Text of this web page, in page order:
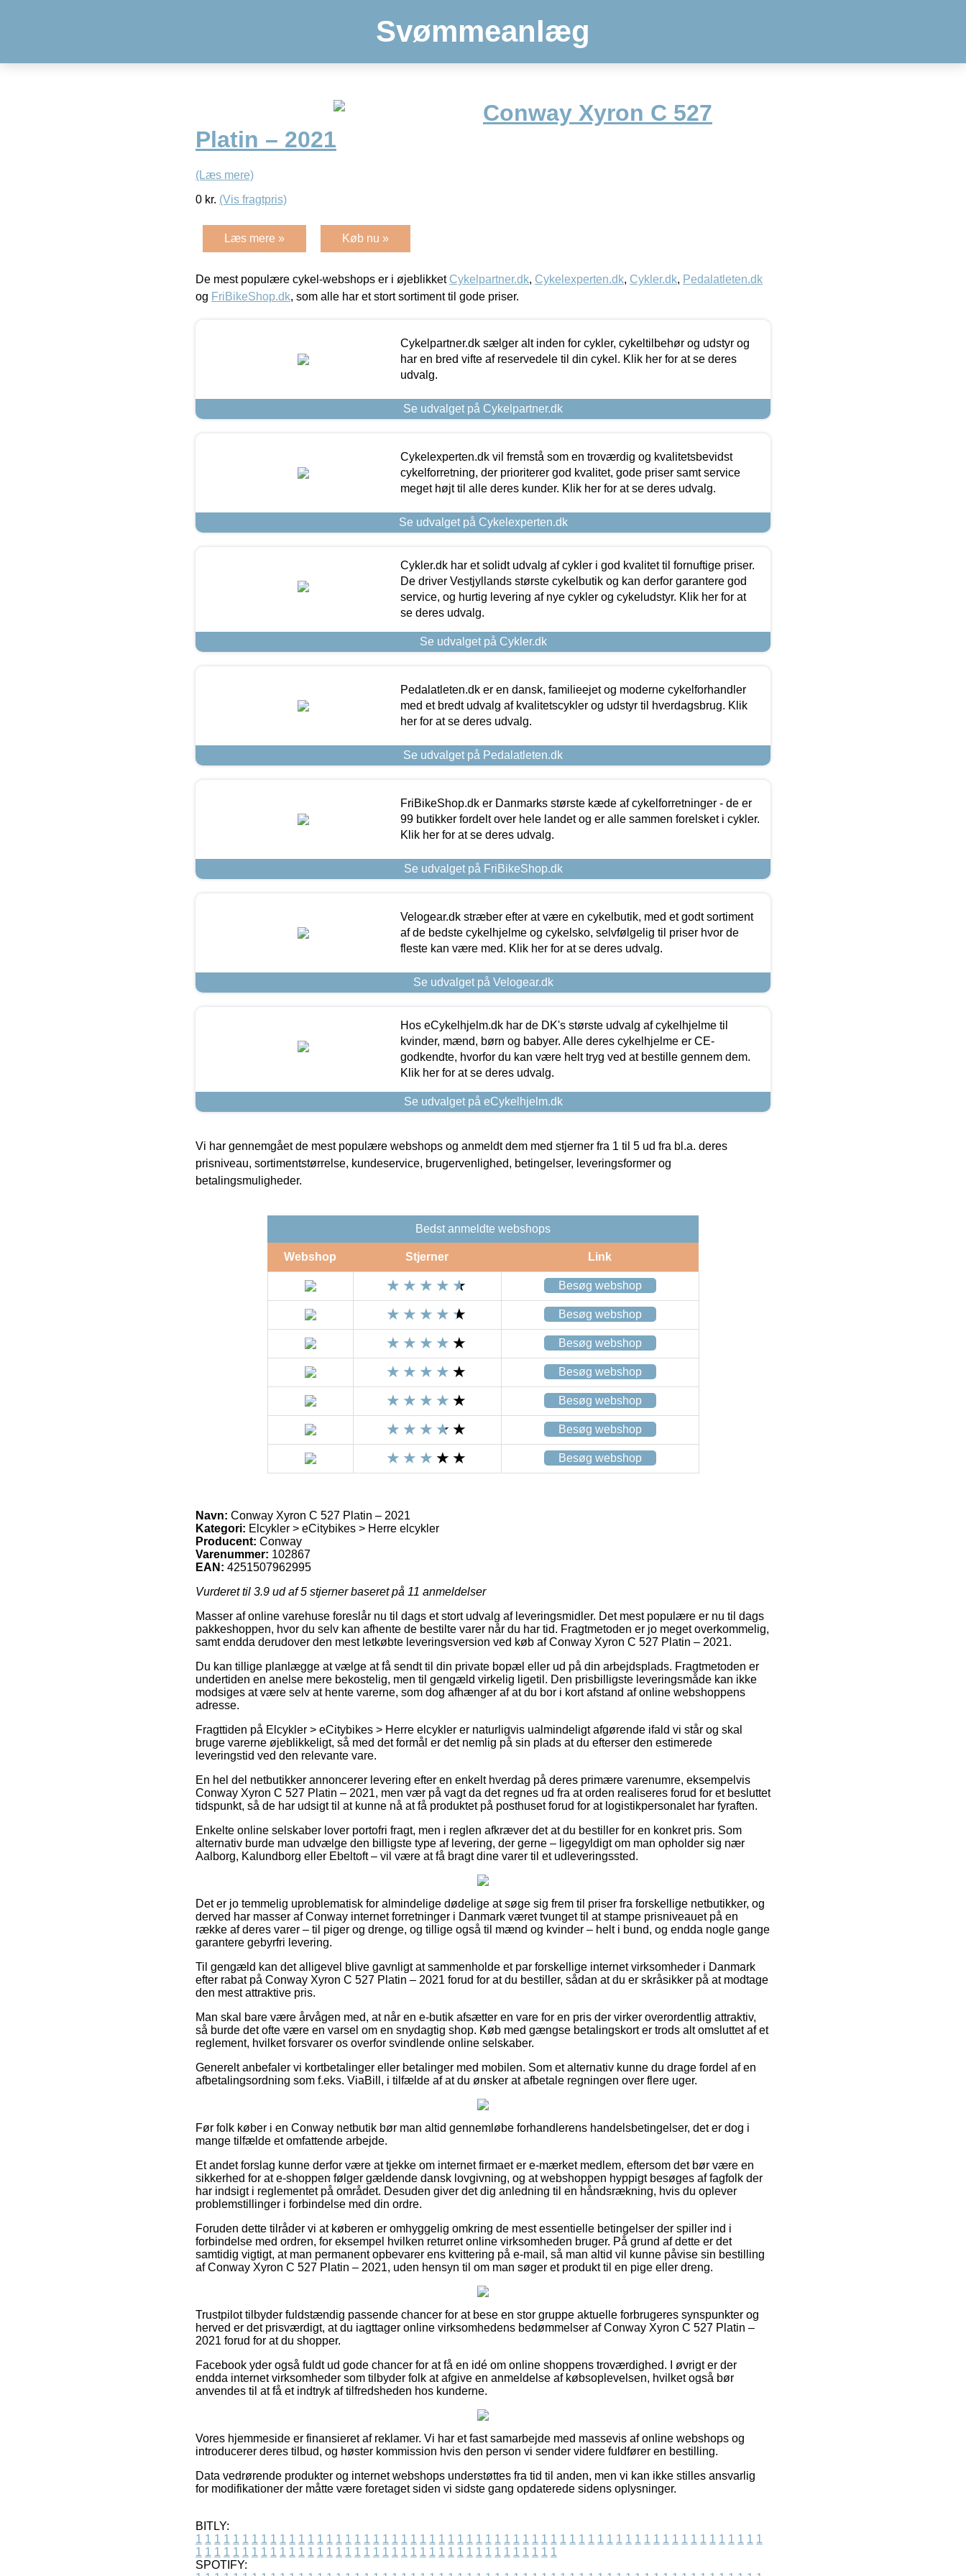
Svømmeanlæg
Conway Xyron C 527
Platin – 2021
(Læs mere)
0 kr. (Vis fragtpris)
Læs mere » Køb nu »
De mest populære cykel-webshops er i øjeblikket Cykelpartner.dk, Cykelexperten.dk, Cykler.dk, Pedalatleten.dk
og FriBikeShop.dk, som alle har et stort sortiment til gode priser.
Cykelpartner.dk sælger alt inden for cykler, cykeltilbehør og udstyr og
har en bred vifte af reservedele til din cykel. Klik her for at se deres
udvalg.
Se udvalget på Cykelpartner.dk
Cykelexperten.dk vil fremstå som en troværdig og kvalitetsbevidst
cykelforretning, der prioriterer god kvalitet, gode priser samt service
meget højt til alle deres kunder. Klik her for at se deres udvalg.
Se udvalget på Cykelexperten.dk
Cykler.dk har et solidt udvalg af cykler i god kvalitet til fornuftige priser.
De driver Vestjyllands største cykelbutik og kan derfor garantere god
service, og hurtig levering af nye cykler og cykeludstyr. Klik her for at
se deres udvalg.
Se udvalget på Cykler.dk
Pedalatleten.dk er en dansk, familieejet og moderne cykelforhandler
med et bredt udvalg af kvalitetscykler og udstyr til hverdagsbrug. Klik
her for at se deres udvalg.
Se udvalget på Pedalatleten.dk
FriBikeShop.dk er Danmarks største kæde af cykelforretninger - de er
99 butikker fordelt over hele landet og er alle sammen forelsket i cykler.
Klik her for at se deres udvalg.
Se udvalget på FriBikeShop.dk
Velogear.dk stræber efter at være en cykelbutik, med et godt sortiment
af de bedste cykelhjelme og cykelsko, selvfølgelig til priser hvor de
fleste kan være med. Klik her for at se deres udvalg.
Se udvalget på Velogear.dk
Hos eCykelhjelm.dk har de DK's største udvalg af cykelhjelme til
kvinder, mænd, børn og babyer. Alle deres cykelhjelme er CE-
godkendte, hvorfor du kan være helt tryg ved at bestille gennem dem.
Klik her for at se deres udvalg.
Se udvalget på eCykelhjelm.dk
Vi har gennemgået de mest populære webshops og anmeldt dem med stjerner fra 1 til 5 ud fra bl.a. deres
prisniveau, sortimentstørrelse, kundeservice, brugervenlighed, betingelser, leveringsformer og
betalingsmuligheder.
Bedst anmeldte webshops
Webshop Stjerner Link
Besøg webshop
Besøg webshop
Besøg webshop
Besøg webshop
Besøg webshop
Besøg webshop
Besøg webshop
Navn: Conway Xyron C 527 Platin – 2021
Kategori: Elcykler > eCitybikes > Herre elcykler
Producent: Conway
Varenummer: 102867
EAN: 4251507962995
Vurderet til 3.9 ud af 5 stjerner baseret på 11 anmeldelser
Masser af online varehuse foreslår nu til dags et stort udvalg af leveringsmidler. Det mest populære er nu til dags
pakkeshoppen, hvor du selv kan afhente de bestilte varer når du har tid. Fragtmetoden er jo meget overkommelig,
samt endda derudover den mest letkøbte leveringsversion ved køb af Conway Xyron C 527 Platin – 2021.
Du kan tillige planlægge at vælge at få sendt til din private bopæl eller ud på din arbejdsplads. Fragtmetoden er
undertiden en anelse mere bekostelig, men til gengæld virkelig ligetil. Den prisbilligste leveringsmåde kan ikke
modsiges at være selv at hente varerne, som dog afhænger af at du bor i kort afstand af online webshoppens
adresse.
Fragttiden på Elcykler > eCitybikes > Herre elcykler er naturligvis ualmindeligt afgørende ifald vi står og skal
bruge varerne øjeblikkeligt, så med det formål er det nemlig på sin plads at du efterser den estimerede
leveringstid ved den relevante vare.
En hel del netbutikker annoncerer levering efter en enkelt hverdag på deres primære varenumre, eksempelvis
Conway Xyron C 527 Platin – 2021, men vær på vagt da det regnes ud fra at orden realiseres forud for et besluttet
tidspunkt, så de har udsigt til at kunne nå at få produktet på posthuset forud for at logistikpersonalet har fyraften.
Enkelte online selskaber lover portofri fragt, men i reglen afkræver det at du bestiller for en konkret pris. Som
alternativ burde man udvælge den billigste type af levering, der gerne – ligegyldigt om man opholder sig nær
Aalborg, Kalundborg eller Ebeltoft – vil være at få bragt dine varer til et udleveringssted.
Det er jo temmelig uproblematisk for almindelige dødelige at søge sig frem til priser fra forskellige netbutikker, og
derved har masser af Conway internet forretninger i Danmark været tvunget til at stampe prisniveauet på en
række af deres varer – til piger og drenge, og tillige også til mænd og kvinder – helt i bund, og endda nogle gange
garantere gebyrfri levering.
Til gengæld kan det alligevel blive gavnligt at sammenholde et par forskellige internet virksomheder i Danmark
efter rabat på Conway Xyron C 527 Platin – 2021 forud for at du bestiller, sådan at du er skråsikker på at modtage
den mest attraktive pris.
Man skal bare være årvågen med, at når en e-butik afsætter en vare for en pris der virker overordentlig attraktiv,
så burde det ofte være en varsel om en snydagtig shop. Køb med gængse betalingskort er trods alt omsluttet af et
reglement, hvilket forsvarer os overfor svindlende online selskaber.
Generelt anbefaler vi kortbetalinger eller betalinger med mobilen. Som et alternativ kunne du drage fordel af en
afbetalingsordning som f.eks. ViaBill, i tilfælde af at du ønsker at afbetale regningen over flere uger.
Før folk køber i en Conway netbutik bør man altid gennemløbe forhandlerens handelsbetingelser, det er dog i
mange tilfælde et omfattende arbejde.
Et andet forslag kunne derfor være at tjekke om internet firmaet er e-mærket medlem, eftersom det bør være en
sikkerhed for at e-shoppen følger gældende dansk lovgivning, og at webshoppen hyppigt besøges af fagfolk der
har indsigt i reglementet på området. Desuden giver det dig anledning til en håndsrækning, hvis du oplever
problemstillinger i forbindelse med din ordre.
Foruden dette tilråder vi at køberen er omhyggelig omkring de mest essentielle betingelser der spiller ind i
forbindelse med ordren, for eksempel hvilken returret online virksomheden bruger. På grund af dette er det
samtidig vigtigt, at man permanent opbevarer ens kvittering på e-mail, så man altid vil kunne påvise sin bestilling
af Conway Xyron C 527 Platin – 2021, uden hensyn til om man søger et produkt til en pige eller dreng.
Trustpilot tilbyder fuldstændig passende chancer for at bese en stor gruppe aktuelle forbrugeres synspunkter og
herved er det prisværdigt, at du iagttager online virksomhedens bedømmelser af Conway Xyron C 527 Platin –
2021 forud for at du shopper.
Facebook yder også fuldt ud gode chancer for at få en idé om online shoppens troværdighed. I øvrigt er der
endda internet virksomheder som tilbyder folk at afgive en anmeldelse af købsoplevelsen, hvilket også bør
anvendes til at få et indtryk af tilfredsheden hos kunderne.
Vores hjemmeside er finansieret af reklamer. Vi har et fast samarbejde med massevis af online webshops og
introducerer deres tilbud, og høster kommission hvis den person vi sender videre fuldfører en bestilling.
Data vedrørende produkter og internet webshops understøttes fra tid til anden, men vi kan ikke stilles ansvarlig
for modifikationer der måtte være foretaget siden vi sidste gang opdaterede sidens oplysninger.
BITLY:
1 1 1 1 1 1 1 1 1 1 1 1 1 1 1 1 1 1 1 1 1 1 1 1 1 1 1 1 1 1 1 1 1 1 1 1 1 1 1 1 1 1 1 1 1 1 1 1 1 1 1 1 1 1 1 1 1 1 1 1 1
1 1 1 1 1 1 1 1 1 1 1 1 1 1 1 1 1 1 1 1 1 1 1 1 1 1 1 1 1 1 1 1 1 1 1 1 1 1 1
SPOTIFY: